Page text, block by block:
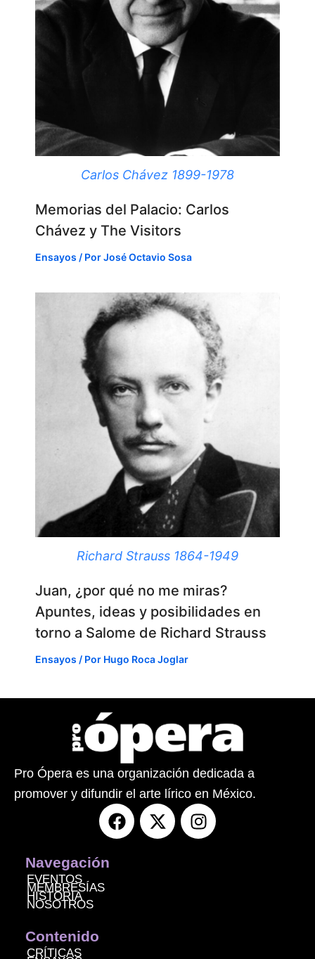
Carlos Chávez 1899-1978
Memorias del Palacio: Carlos
Chávez y The Visitors
Ensayos / PorJosé Octavio Sosa
Richard Strauss 1864-1949
Juan, ¿por qué no me miras?
Apuntes, ideas y posibilidades en
torno a Salome de Richard Strauss
Ensayos / Por Hugo Roca Joglar
Pro Ópera es una organización dedicada a
promover y difundir el arte lírico en México.
F
a
X
-
I
n
Navegación
EVENTOS
MEMBRESÍAS
HISTORIA
NOSOTROS
Contenido
CRÍTICAS